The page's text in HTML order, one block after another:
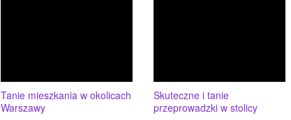
Tanie mieszkania w okolicach
Warszawy
Skuteczne i tanie
przeprowadzki w stolicy